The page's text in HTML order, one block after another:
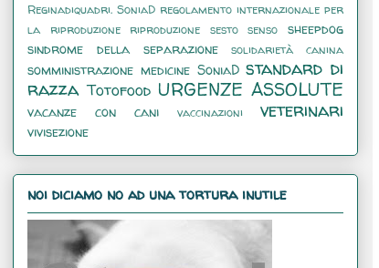
Reginadiquadri. SoniaD regolamento internazionale per
la riproduzione
riproduzione sesto senso
sheepdog
sindrome della separazione
solidarietà canina
somministrazione medicine SoniaD standard di
razza Totofood URGENZE ASSOLUTE
vacanze con cani vaccinazioni veterinari
vivisezione
noi diciamo no ad una tortura inutile